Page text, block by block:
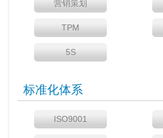
营销策划
TPM
5S
标准化体系
ISO9001